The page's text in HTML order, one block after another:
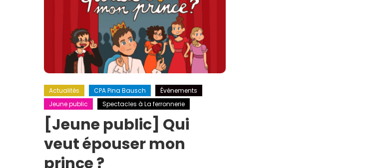
Actualités CPA Pina Bausch
Événements
Jeune public
Spectacles à La ferronnerie
[Jeune public] Qui
veut épouser mon
prince ?